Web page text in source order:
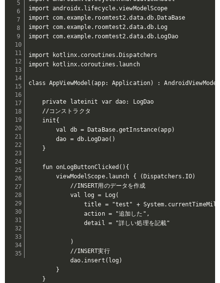
import androidx.lifecycle.viewModelScope
import com.example.roomtest2.data.db.DataBase
import com.example.roomtest2.data.db.Log
import com.example.roomtest2.data.db.LogDao
import kotlinx.coroutines.Dispatchers
import kotlinx.coroutines.launch
class AppViewModel(app: Application) :
    private lateinit var dao: LogDao
    //コンストラクタ
    init{
        val db = DataBase.getInstance(app)
        dao = db.LogDao()
    }
    fun onLogButtonClicked(){
        viewModelScope.launch { (Dispatchers.IO)
            //INSERT用のデータを作成
            val log = Log(
title = "test" +
                action = "追加した",
                detail = "詳しい処理を記載"
            )
            //INSERT実行
            dao.insert(log)
        }
    }